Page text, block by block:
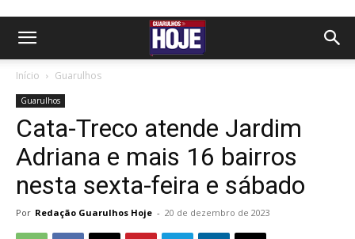
Início Guarulhos
Guarulhos
Cata-Treco atende Jardim
Adriana e mais 16 bairros
nesta sexta-feira e sábado
Por Redação Guarulhos Hoje - 20 de dezembro de 2023